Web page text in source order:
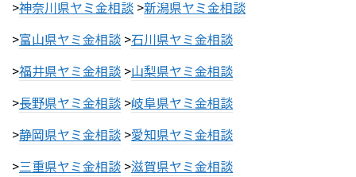
>神奈川県ヤミ金相談 >新潟県ヤミ金相談
>富山県ヤミ金相談 >石川県ヤミ金相談
>福井県ヤミ金相談 >山梨県ヤミ金相談
>長野県ヤミ金相談 >岐阜県ヤミ金相談
>静岡県ヤミ金相談 >愛知県ヤミ金相談
>三重県ヤミ金相談 >滋賀県ヤミ金相談